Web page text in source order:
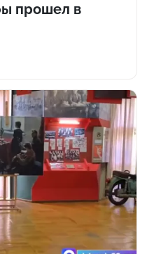
прошел в